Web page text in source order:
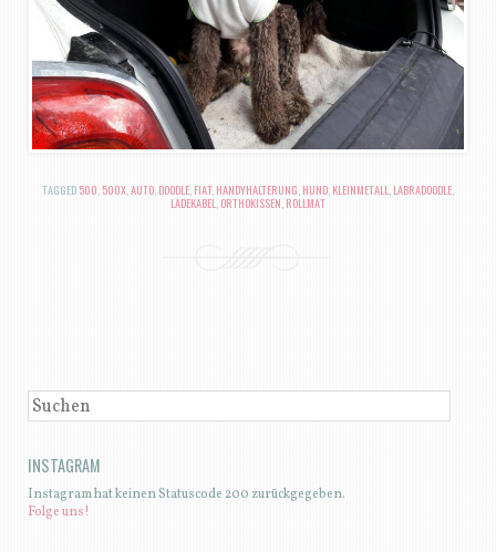
TAGGED 500, 500X,AUTO, DOODLE, FIAT, HANDYHALTERUNG, HUND, KLEINMETALL, LABRADOODLE,
LADEKABEL, ORTHOKISSEN, ROLLMAT
SUCHEN
INSTAGRAM
Instagram hat keinen Statuscode 200 zurückgegeben.
Folge uns!